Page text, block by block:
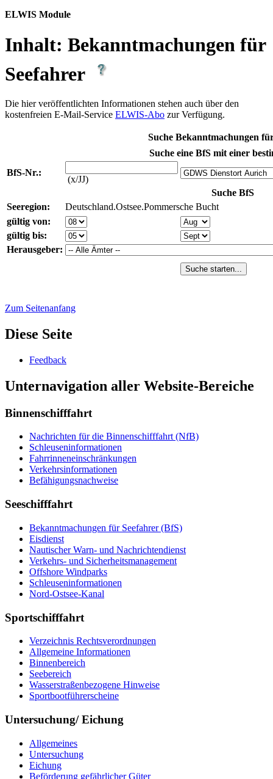
ELWIS Module
Inhalt: Bekanntmachungen für
Seefahrer
Die hier veröffentlichten Informationen stehen auch über den
kostenfreien E-Mail-Service ELWIS-Abo zur Verfügung.
Suche Bekanntmachungen
Suche eine BfS mit einer
BfS-Nr.:
(x/JJ)
Suche BfS
Seeregion:
Deutschland.Ostsee.Pommersche Bucht
gültig von:
gültig bis:
Herausgeber:
Suche starten...
Zum Seitenanfang
Diese Seite
Feed­back
Unternavigation aller Website-Bereiche
Binnenschifffahrt
Nach­rich­ten für die Bin­nen­schiff­fahrt (NfB)
Schleu­sen­in­for­ma­tio­nen
Fahr­rin­nen­ein­schrän­kun­gen
Ver­kehrs­in­for­ma­tio­nen
Be­fä­hi­gungs­nach­wei­se
Seeschifffahrt
Be­kannt­ma­chun­gen für See­fah­rer (BfS)
Eis­dienst
Nau­ti­scher Warn-​ und Nach­rich­ten­dienst
Ver­kehrs-​ und Si­cher­heits­ma­na­ge­ment
Offs­ho­re Wind­parks
Schleu­sen­in­for­ma­tio­nen
Nord-​Ost­see-​Ka­nal
Sportschifffahrt
Ver­zeich­nis Rechts­ver­ord­nun­gen
All­ge­mei­ne In­for­ma­tio­nen
Bin­nen­be­reich
See­be­reich
Was­ser­stra­ßen­be­zo­ge­ne Hin­wei­se
Sport­boot­füh­rer­schei­ne
Untersuchung/ Eichung
All­ge­mei­nes
Un­ter­su­chung
Ei­chung
Be­för­de­rung ge­fähr­li­cher Gü­ter